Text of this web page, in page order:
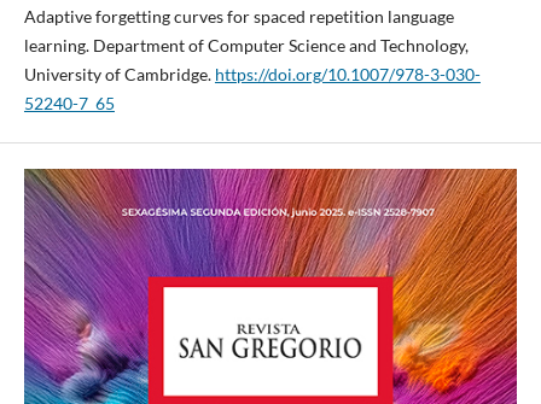
Adaptive forgetting curves for spaced repetition language
learning. Department of Computer Science and Technology,
University of Cambridge. https://doi.org/10.1007/978-3-030-
52240-7_65